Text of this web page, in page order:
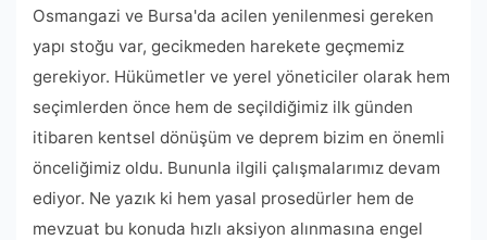
Osmangazi ve Bursa'da acilen yenilenmesi gereken
yapı stoğu var, gecikmeden harekete geçmemiz
gerekiyor. Hükümetler ve yerel yöneticiler olarak hem
seçimlerden önce hem de seçildiğimiz ilk günden
itibaren kentsel dönüşüm ve deprem bizim en önemli
önceliğimiz oldu. Bununla ilgili çalışmalarımız devam
ediyor. Ne yazık ki hem yasal prosedürler hem de
mevzuat bu konuda hızlı aksiyon alınmasına engel